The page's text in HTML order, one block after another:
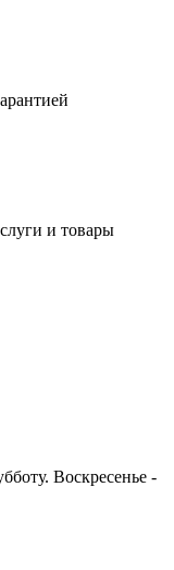
и товары
Воскресенье -